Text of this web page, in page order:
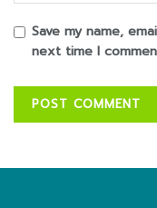
Save my name,
next time I